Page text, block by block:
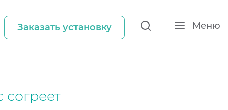
Заказать установку Меню